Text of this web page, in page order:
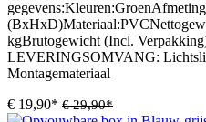
kgBrutogewicht (Incl.
LEVERINGSOMVANG:
Montagemateriaal
€ 19,90* € 29,90*